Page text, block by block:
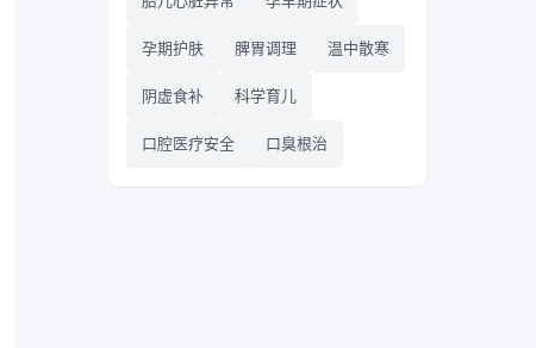
孕期护肤 脾胃调理 温中散寒
阴虚食补 科学育儿
口腔医疗安全 口臭根治